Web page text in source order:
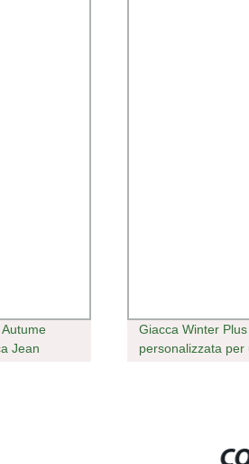
Jean
Giacca Winter
personalizzata per